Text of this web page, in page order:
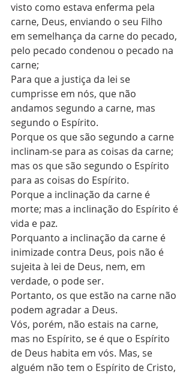
visto como estava enferma pela
carne, Deus, enviando o seu Filho
em semelhança da carne do pecado,
pelo pecado condenou o pecado na
carne;
Para que a justiça da lei se
cumprisse em nós, que não
andamos segundo a carne, mas
segundo o Espírito.
Porque os que são segundo a carne
inclinam-se para as coisas da carne;
mas os que são segundo o Espírito
para as coisas do Espírito.
Porque a inclinação da carne é
morte; mas a inclinação do Espírito é
vida e paz.
Porquanto a inclinação da carne é
inimizade contra Deus, pois não é
sujeita à lei de Deus, nem, em
verdade, o pode ser.
Portanto, os que estão na carne não
podem agradar a Deus.
Vós, porém, não estais na carne,
mas no Espírito, se é que o Espírito
de Deus habita em vós. Mas, se
alguém não tem o Espírito de Cristo,